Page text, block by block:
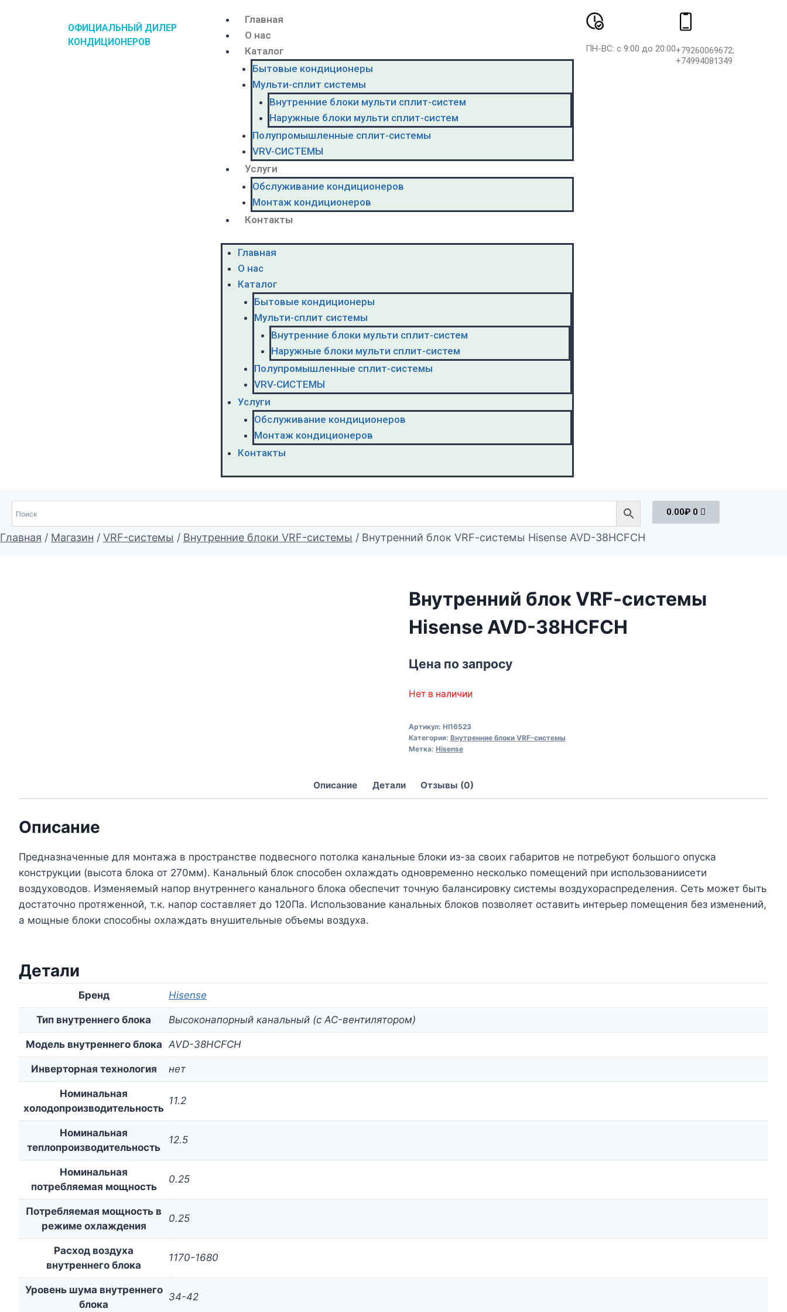
ОФИЦИАЛЬНЫЙ ДИЛЕР
КОНДИЦИОНЕРОВ
Главная
О нас
Каталог
Бытовые кондиционеры
Мульти-сплит системы
Внутренние блоки мульти сплит-систем
Наружные блоки мульти сплит-систем
Полупромышленные сплит-системы
VRV-CИСТЕМЫ
Услуги
Обслуживание кондиционеров
Монтаж кондиционеров
Контакты
Главная
О нас
Каталог
Бытовые кондиционеры
Мульти-сплит системы
Внутренние блоки мульти сплит-систем
Наружные блоки мульти сплит-систем
Полупромышленные сплит-системы
VRV-CИСТЕМЫ
Услуги
Обслуживание кондиционеров
Монтаж кондиционеров
Контакты
ПН-ВС: с 9:00 до 20:00+79260069672;
+74994081349
0.00₽ 0
Главная / Магазин / VRF-системы / Внутренние блоки VRF-системы / Внутренний блок VRF-cистемы Hisense AVD-38HCFCH
Внутренний блок VRF-cистемы
Hisense AVD-38HCFCH
Цена по запросу
Нет в наличии
Артикул: HI16523
Категория: Внутренние блоки VRF-системы
Метка: Hisense
Описание Детали Отзывы (0)
Описание
Предназначенные для монтажа в пространстве подвесного потолка канальные блоки из-за своих габаритов не потребуют большого опуска
конструкции (высота блока от 270мм). Канальный блок способен охлаждать одновременно несколько помещений при использованиисети
воздуховодов. Изменяемый напор внутреннего канального блока обеспечит точную балансировку системы воздухораспределения. Сеть может быть
достаточно протяженной, т.к. напор составляет до 120Па. Использование канальных блоков позволяет оставить интерьер помещения без изменений,
а мощные блоки способны охлаждать внушительные объемы воздуха.
Детали
Бренд Hisense
Тип внутреннего блока Высоконапорный канальный (с AC-вентилятором)
Модель внутреннего блока AVD-38HCFCH
Инверторная технология нет
Номинальная
холодопроизводительность
11.2
Номинальная
теплопроизводительность
12.5
Номинальная
потребляемая мощность
0.25
Потребляемая мощность в
режиме охлаждения
0.25
Расход воздуха
внутреннего блока
1170-1680
Уровень шума внутреннего
блока
34-42